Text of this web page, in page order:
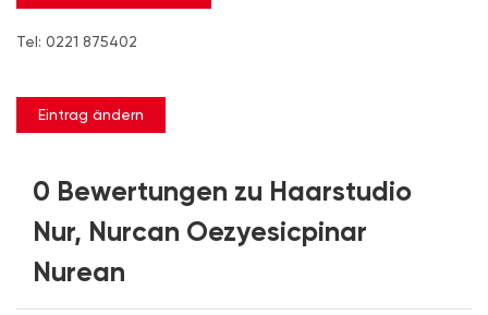
Tel: 0221 875402
Eintrag ändern
0 Bewertungen zu Haarstudio
Nur, Nurcan Oezyesicpinar
Nurean